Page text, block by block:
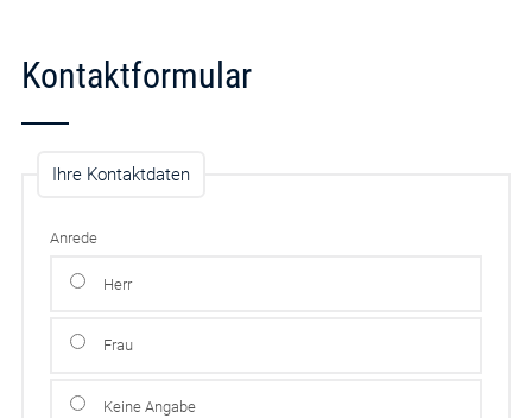
Kontaktformular
Ihre Kontaktdaten
Anrede
Herr
Frau
Keine Angabe